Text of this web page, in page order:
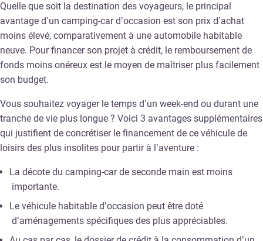
Quelle que soit la destination des voyageurs, le principal
avantage d’un camping-car d’occasion est son prix d’achat
moins élevé, comparativement à une automobile habitable
neuve. Pour financer son projet à crédit, le remboursement de
fonds moins onéreux est le moyen de maîtriser plus facilement
son budget.
Vous souhaitez voyager le temps d’un week-end ou durant une
tranche de vie plus longue ? Voici 3 avantages supplémentaires
qui justifient de concrétiser le financement de ce véhicule de
loisirs des plus insolites pour partir à l’aventure :
La décote du camping-car de seconde main est moins
importante.
Le véhicule habitable d’occasion peut être doté
d’aménagements spécifiques des plus appréciables.